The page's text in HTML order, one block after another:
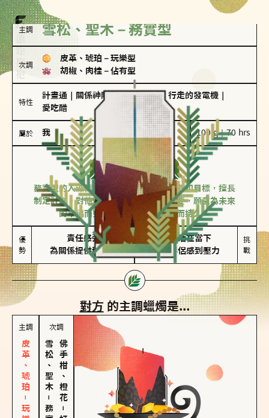
主調 雪松、聖木－務實型
次調
皮革、琥珀 － 玩樂型
胡椒、肉桂 － 佔有型
特性
計畫通 關係神隊友 滿懂撩的｜ 行走的發電機
愛吃醋
屬於 我 100 g｜70 hrs
務實型
雪松、聖木
務實型的人深信愛情立基於共同的價值觀和目標，擅長
制定計劃。對他們來說，感情穩定最重要，願意為未來
的幸福而努力，讓愛情變得踏實而持久。
優
勢
責任感強
為關係提供穩定度
較難活在當下
易讓伴侶感到壓力
挑
戰
對方 的主調蠟燭是...
主調
皮革、琥珀－玩樂型
次調
雪松、聖木
－ 佛手柑、橙花
－